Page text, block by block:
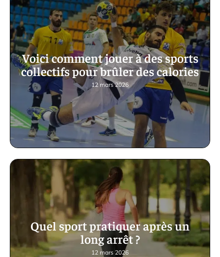
Voici comment jouer à des sports
collectifs pour brûler des calories
12 mars 2026
Quel sport pratiquer après un
long arrêt ?
12 mars 2026